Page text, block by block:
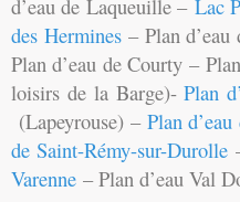
d’eau de Laqueuille – Lac
des Hermines– Plan
Plan d’eau de Courty –
loisirs de la Barge)-Plan
(Lapeyrouse) – Plan
de Saint-Rémy-sur-Durolle
Varenne – Plan d’eau Val